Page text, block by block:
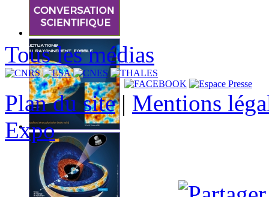
Tous les médias
Plan du site| Mentions
Expo